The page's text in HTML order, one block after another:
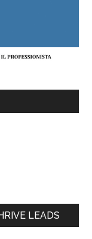
LEADS